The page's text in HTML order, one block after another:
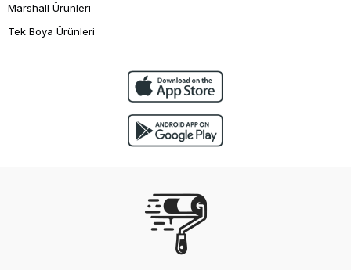
Marshall Ürünleri
Tek Boya Ürünleri